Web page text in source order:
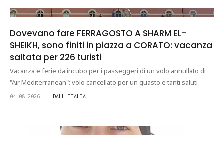
Dovevano fare FERRAGOSTO A SHARM EL-
SHEIKH, sono finiti in piazza a CORATO: vacanza
saltata per 226 turisti
Vacanza e ferie da incubo per i passeggeri di un volo annullato di
"Air Mediterranean": volo cancellato per un guasto e tanti saluti
04.08.2026 DALL'ITALIA